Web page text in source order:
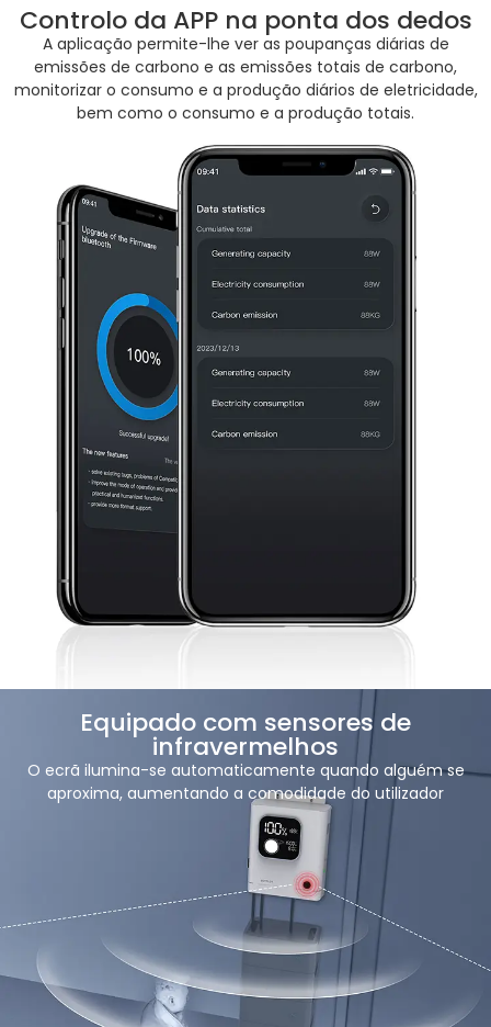
Controlo da APP na ponta dos dedos
A aplicação permite-lhe ver as poupanças diárias de
emissões de carbono e as emissões totais de carbono,
monitorizar o consumo e a produção diários de eletricidade,
bem como o consumo e a produção totais.
Equipado com sensores de
infravermelhos
O ecrã ilumina-se automaticamente quando alguém se
aproxima, aumentando a comodidade do utilizador